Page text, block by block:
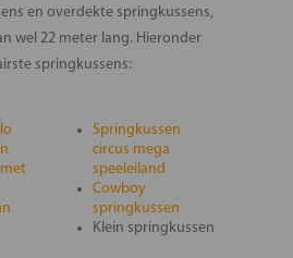
en overdekte springkussens,
wel 22 meter lang. Hieronder
springkussens:
Springkussen
circus mega
speeleiland
Cowboy
springkussen
Klein springkussen